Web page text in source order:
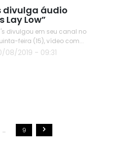
divulga áudio
Lay Low”
divulgou em seu canal no
feira (15), vídeo com...
08/2019 - 09:31
... 9